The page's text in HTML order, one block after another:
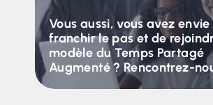
Vous aussi, vous avez envie
franchir le pas et de
modèle du Temps Partagé
Augmenté ? Rencontrez-